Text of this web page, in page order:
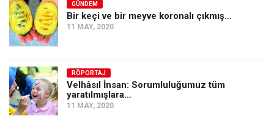
GÜNDEM
Bir keçi ve bir meyve koronalı çıkmış…
11 MAY, 2020
RÖPORTAJ
Velhâsıl İnsan: Sorumluluğumuz tüm
yaratılmışlara…
11 MAY, 2020